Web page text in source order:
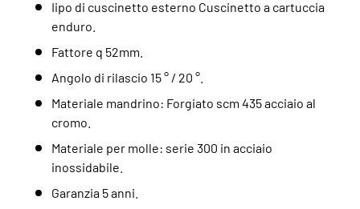
Iipo di cuscinetto esterno Cuscinetto a cartuccia
enduro.
Fattore q 52mm.
Angolo di rilascio 15 ° / 20 °.
Materiale mandrino: Forgiato scm 435 acciaio al
cromo.
Materiale per molle: serie 300 in acciaio
inossidabile.
Garanzia 5 anni.